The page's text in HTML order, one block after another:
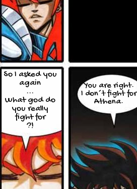
So I asked you
again
...
What god do
you really
fight for
?!
You are right.
I don´t fight for
Athena.